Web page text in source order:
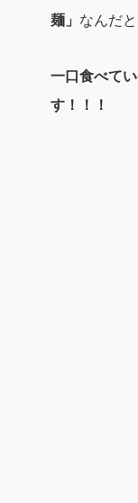
麺」 なんだと
一口食べて
す！！！